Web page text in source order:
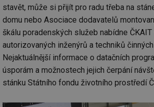
stavět, může si přijít pro radu třeba na
domu nebo Asociace dodavatelů
škálu poradenských služeb nabídne
autorizovaných inženýrů a techniků
Nejaktuálnější informace o datačních
úsporám a možnostech jejich čerpání
stánku Státního fondu životního prostředí